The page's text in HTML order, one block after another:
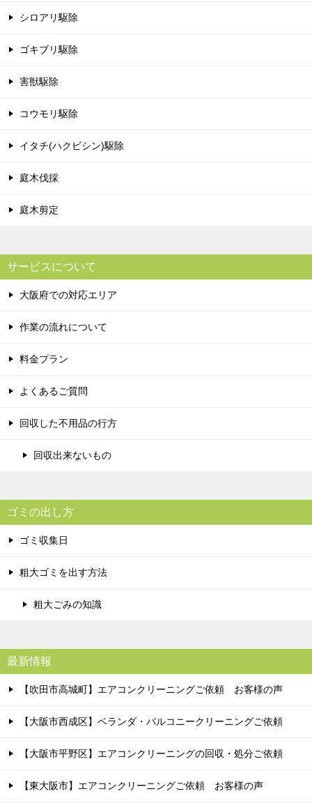
シロアリ駆除
ゴキブリ駆除
害獣駆除
コウモリ駆除
イタチ(ハクビシン)駆除
庭木伐採
庭木剪定
サービスについて
大阪府での対応エリア
作業の流れについて
料金プラン
よくあるご質問
回収した不用品の行方
回収出来ないもの
ゴミの出し方
ゴミ収集日
粗大ゴミを出す方法
粗大ごみの知識
最新情報
【吹田市高城町】エアコンクリーニングご依頼 お客様の声
【大阪市西成区】ベランダ・バルコニークリーニングご依頼
【大阪市平野区】エアコンクリーニングの回収・処分ご依頼
【東大阪市】エアコンクリーニングご依頼 お客様の声